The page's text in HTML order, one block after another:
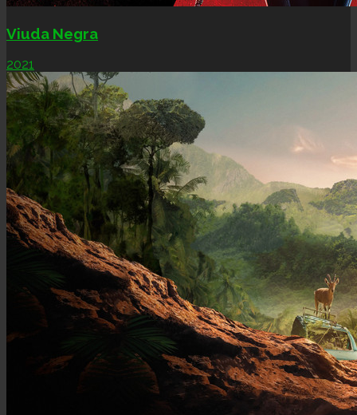
Viuda Negra
2021